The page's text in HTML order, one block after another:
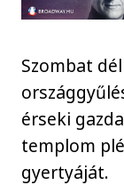
Szombat
érseki
templom
gyertyáját.